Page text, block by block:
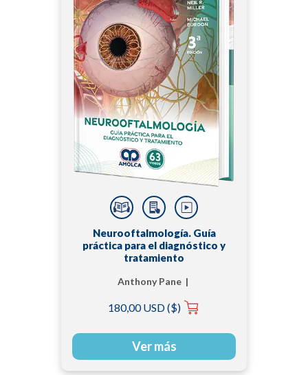
Neurooftalmología. Guía
práctica para el diagnóstico y
tratamiento
Anthony Pane |
R. Miller
180,00 USD ($)
Ver más